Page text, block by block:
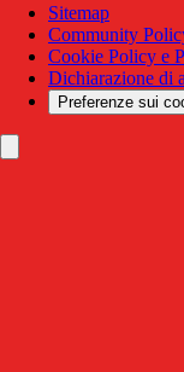
Sitemap
Community
Cookie Policy e
Dichiarazione di
Preferenze sui